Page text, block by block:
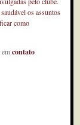
os assuntos
como
emcontato